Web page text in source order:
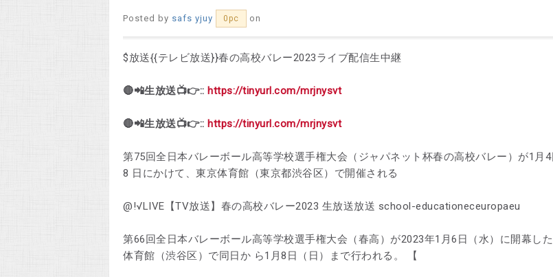
Posted by safs yjuy 0pc on
$放送{{テレビ放送}}春の高校バレー2023ライブ配信生中継
🔴📲生放送📺👉:: https://tinyurl.com/mrjnysvt
🔴📲生放送📺👉:: https://tinyurl.com/mrjnysvt
第75回全日本バレーボール高等学校選手権大会（ジャパネット杯春の高校バレー）が1月4
8 日にかけて、東京体育館（東京都渋谷区）で開催される
@!√LIVE【TV放送】春の高校バレー2023 生放送放送 school-educationeceuropaeu
第66回全日本バレーボール高等学校選手権大会（春高）が2023年1月6日（水）に開幕し
体育館（渋谷区）で同日か ら1月8日（日）まで行われる。 【